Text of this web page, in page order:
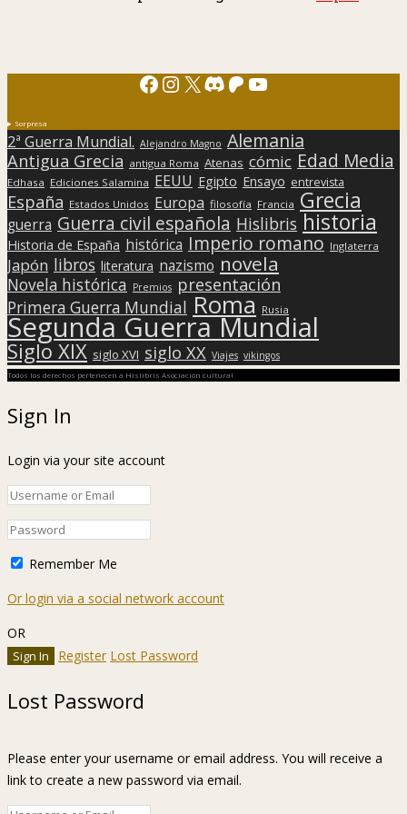
Facebook
Instagram
X Discord
Patreon
YouTube
Sorpresa
2ª Guerra Mundial. Alejandro Magno Alemania
Antigua Grecia antigua Roma Atenas cómic Edad Media
Edhasa Ediciones Salamina EEUU Egipto Ensayo entrevista
España Estados Unidos Europa filosofía Francia Grecia
guerra Guerra civil española Hislibris historia
Historia de España histórica Imperio romano Inglaterra
Japón libros literatura nazismo novela
Novela histórica Premios presentación
Primera Guerra Mundial Roma Rusia
Segunda Guerra Mundial
Siglo XIX siglo XVI siglo XX Viajes vikingos
Todos los derechos pertenecen a Hislibris Asociación cultural
Sign In
Login via your site account
Remember Me
Or login via a social network account
OR
Register Lost Password
Lost Password
Please enter your username or email address. You will receive a
link to create a new password via email.